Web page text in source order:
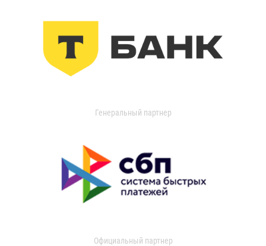
Генеральный партнер
Официальный партнер